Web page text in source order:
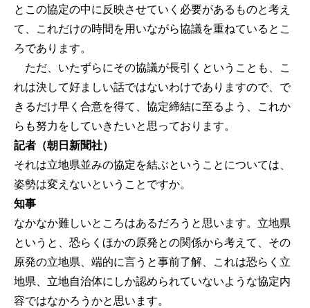
とこの協定の中に反映させていく必要があるものと考え
て、これだけの時間を用いながら協議を重ねているとこ
ろであります。
ただ、いたずらにその協議が長引くということも、こ
れは決して好ましい話ではないわけでありますので、で
きるだけ早く合意を得て、協定締結に至るよう、これか
らも努力をしていきたいと思っております。
記者（朝日新聞社）
それは立地県並みの協定を結ぶということについては、
姿勢は変えないということですか。
知事
なかなか難しいところはあるだろうと思います。立地県
というと、恐らくほかの原発との関係から考えて、その
原発の立地県、端的に言うと事前了解、これは恐らく立
地県、立地自治体にしか認められていないような協定内
容ではなかろうかと思います。